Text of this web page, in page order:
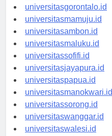
universitasgorontalo.id
universitasmamuju.id
universitasambon.id
universitasmaluku.id
universitassofifi.id
universitasjayapura.id
universitaspapua.id
universitasmanokwari.id
universitassorong.id
universitaswanggar.id
universitaswalesi.id